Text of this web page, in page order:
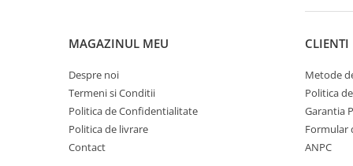
MAGAZINUL MEU
Despre noi
Termeni si Conditii
Politica de Confidentialitate
Politica de livrare
Contact
CLIENTI
Metode
Politica
Garantia
Formular
ANPC